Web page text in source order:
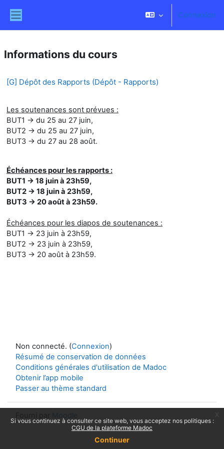
Si vous continuez à consulter ce site web, vous acceptez nos politiques :
CGU de la plateforme Madoc
Continuer
Connexion
Informations du cours
[G] Dépôt des Rapports (Dépôt - Rapports)
Les soutenances sont prévues :
BUT1 → du 25 au 27 juin,
BUT2 → du 25 au 27 juin,
BUT3 → du 27 au 28 août.
Échéances pour les rapports :
BUT1 → 18 juin à 23h59,
BUT2 → 18 juin à 23h59,
BUT3 → 20 août à 23h59.
Échéances pour les diapos de soutenances :
BUT1 → 23 juin à 23h59,
BUT2 → 23 juin à 23h59,
BUT3 → 20 août à 23h59.
Non connecté. (Connexion)
Résumé de conservation de données
Conditions générales d'utilisation de Madoc
Obtenir l’app mobile
Passer au thème standard
Moodle